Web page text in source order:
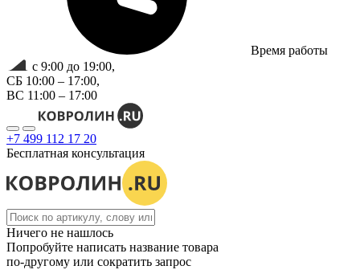
Время работы
с 9:00 до 19:00,
СБ 10:00 – 17:00,
ВС 11:00 – 17:00
+7 499 112 17 20
Бесплатная консультация
Ничего не нашлось
Попробуйте написать название товара
по-другому или сократить запрос